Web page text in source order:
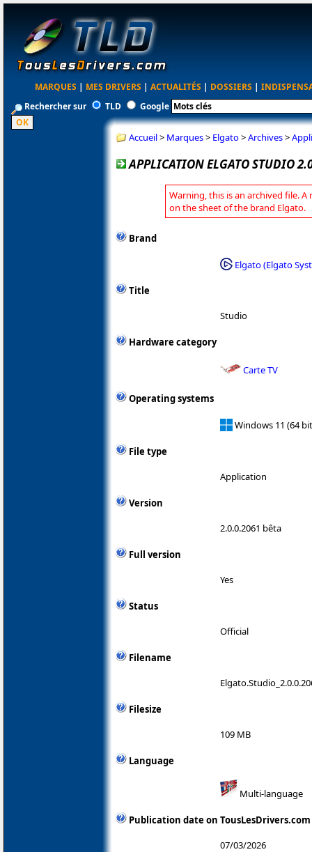
MARQUES | MES DRIVERS | ACTUALITÉS | DOSSIERS |
Rechercher sur
TLD Google
Accueil> Marques> Elgato>Archives>
APPLICATION ELGATO STUDIO
Warning, this is an archived file. A
on the sheet of the brand Elgato.
Brand
Elgato (Elgato
Title
Studio
Hardware category
Carte TV
Operating systems
Windows 11 (64
File type
Application
Version
2.0.0.2061 bêta
Full version
Yes
Status
Official
Filename
Filesize
109 MB
Language
Multi-language
Publication date on TousLesDrivers.com
07/03/2026